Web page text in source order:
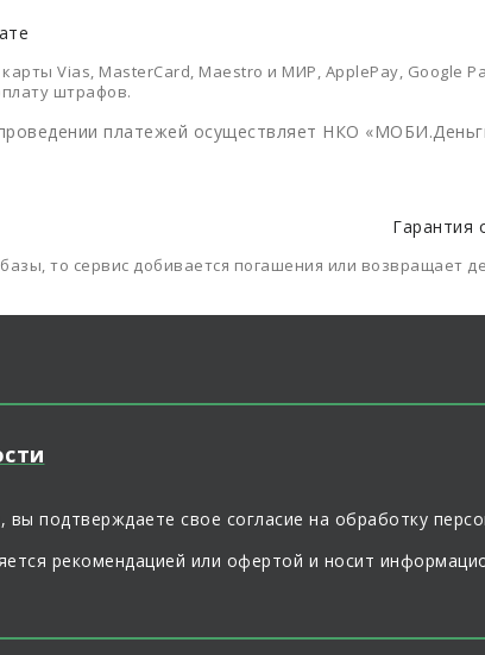
Vias, MasterCard, Maestro и МИР, ApplePay, Google
штрафов.
платежей осуществляет НКО
Гарантия
то сервис добивается погашения или возвращает
вы подтверждаете свое согласие на обработку
рекомендацией или офертой и носит